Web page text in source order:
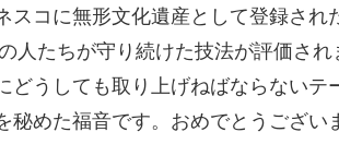
コに無形文化遺産として登録され
たちが守り続けた技法が評価され
うしても取り上げねばならないテ
めた福音です。おめでとうござい